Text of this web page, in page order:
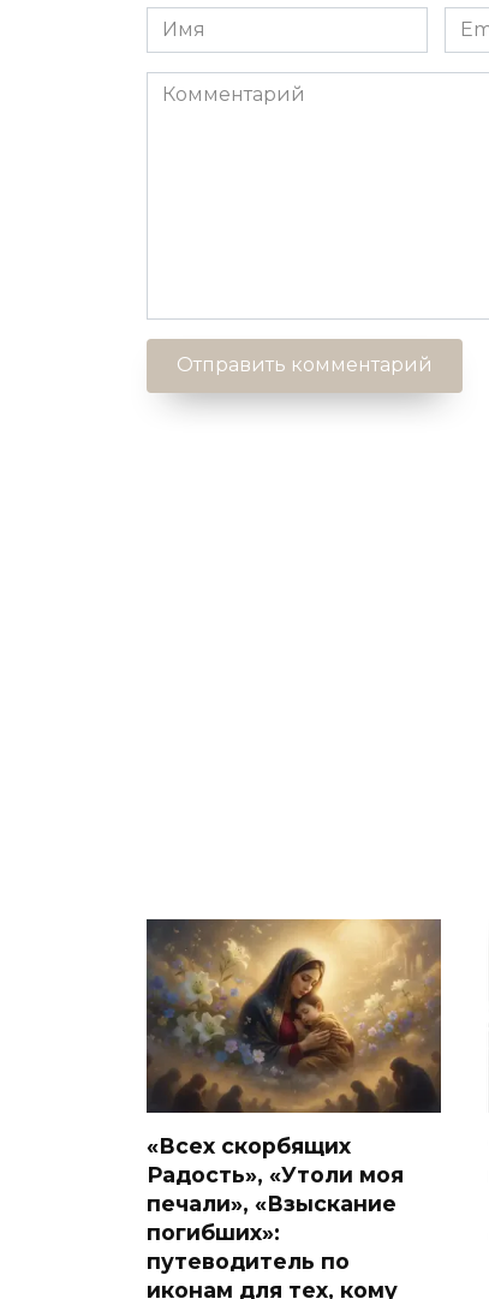
Имя
*
Email
*
Комментарий
«Всех скорбящих
Радость», «Утоли моя
печали», «Взыскание
погибших»:
путеводитель по
иконам для тех, кому